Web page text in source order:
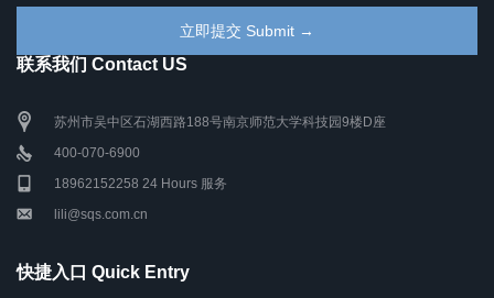
联系我们 Contact US
苏州市吴中区石湖西路188号南京师范大学科技园9楼D座
400-070-6900
18962152258 24 Hours 服务
lili@sqs.com.cn
快捷入口 Quick Entry